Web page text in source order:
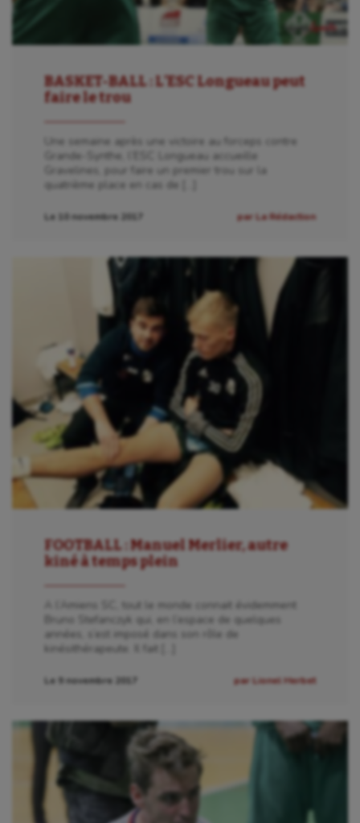
BASKET-BALL : L’ESC Longueau peut
faire le trou
Une semaine après une victoire au forceps contre
Grande-Synthe, l’ESC Longueau accueille
Gravelines, pour faire un premier trou sur la
quatrième place en cas de […]
Le 10 novembre 2017 par La Rédaction
FOOTBALL : Manuel Merlier, autre
kiné à temps plein
A l’Amiens SC, tout le monde connait évidemment
Bruno Stefanczyk qui, en l’espace de quelques
années, s’est imposé dans son rôle de
kinésithérapeute. Il fait […]
Le 9 novembre 2017 par Lionel Herbet